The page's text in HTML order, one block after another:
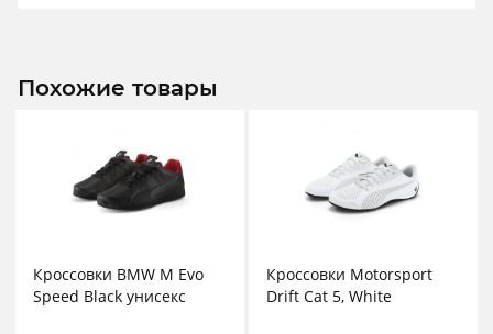
Похожие товары
Кроссовки BMW M Evo
Speed Black унисекс
Кроссовки Motorsport
Drift Cat 5, White